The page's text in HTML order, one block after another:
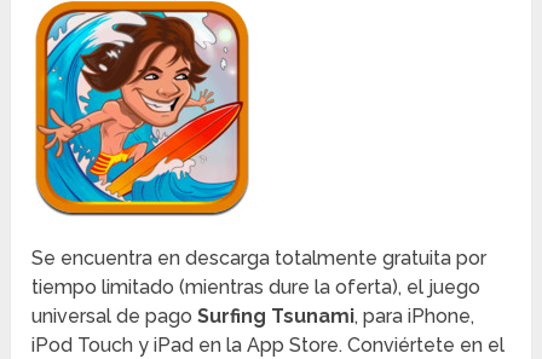
Se encuentra en descarga totalmente gratuita por
tiempo limitado (mientras dure la oferta), el juego
universal de pagoSurfing Tsunami, para iPhone,
iPod Touch y iPad en la App Store. Conviértete en el